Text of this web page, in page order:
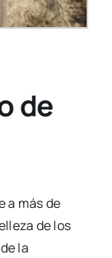
de
a más de
de los
la